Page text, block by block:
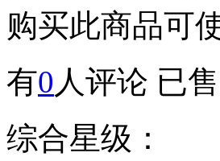
购买此商品可
有0 人评论 已
综合星级：